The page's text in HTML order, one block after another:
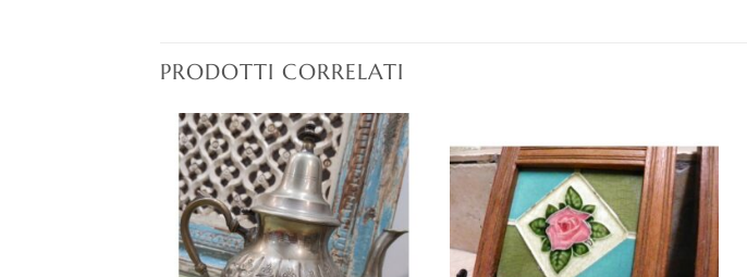
PRODOTTI CORRELATI
Aggiungi
alla lista
dei
desideri
Aggiungi
alla lista
dei
desideri